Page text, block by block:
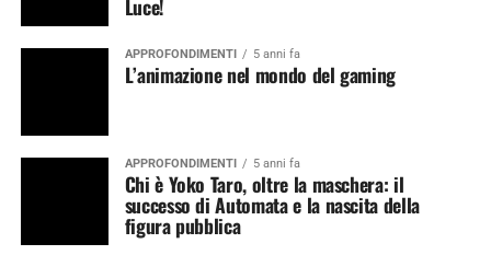
Luce!
APPROFONDIMENTI 5 anni fa
L’animazione nel mondo del gaming
APPROFONDIMENTI 5 anni fa
Chi è Yoko Taro, oltre la maschera: il
successo di Automata e la nascita della
figura pubblica